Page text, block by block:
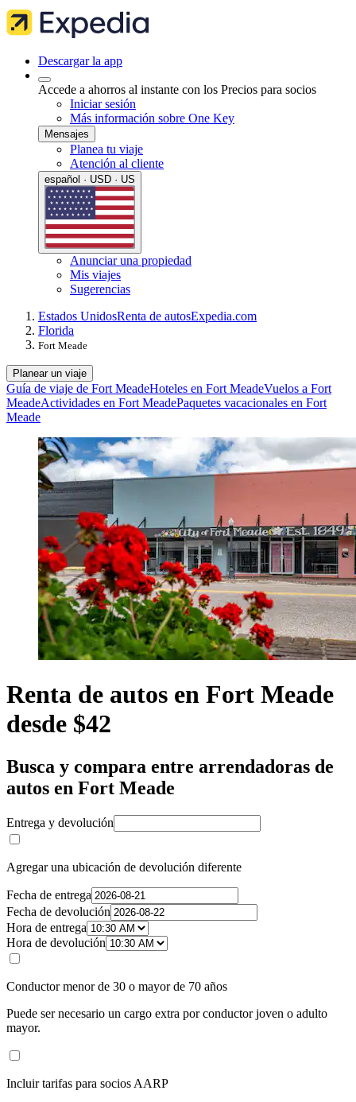
Descargar la app
Accede a ahorros al instante con los Precios para socios
Iniciar sesión
Más información sobre One Key
Mensajes
Planea tu viaje
Atención al cliente
español · USD · US
Anunciar una propiedad
Mis viajes
Sugerencias
Estados UnidosRenta de autosExpedia.com
Florida
Fort Meade
Planear un viaje
Guía de viaje de Fort MeadeHoteles en Fort MeadeVuelos a Fort
MeadeActividades en Fort MeadePaquetes vacacionales en Fort
Meade
Renta de autos en Fort Meade
desde $42
Busca y compara entre arrendadoras de
autos en Fort Meade
Entrega y devolución
Agregar una ubicación de devolución diferente
Fecha de entrega
Fecha de devolución
Hora de entrega
Hora de devolución
Conductor menor de 30 o mayor de 70 años
Puede ser necesario un cargo extra por conductor joven o adulto
mayor.
Incluir tarifas para socios AARP